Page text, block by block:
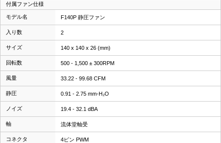
付属ファン仕様
モデル名 F140P 静圧ファン
入り数 2
サイズ 140 x 140 x 26 (mm)
回転数 500 - 1,500 ± 300RPM
風量 33.22 - 99.68 CFM
静圧 0.91 - 2.75 mm-H₂O
ノイズ 19.4 - 32.1 dBA
軸 流体堂軸受
コネクタ 4ピン PWM